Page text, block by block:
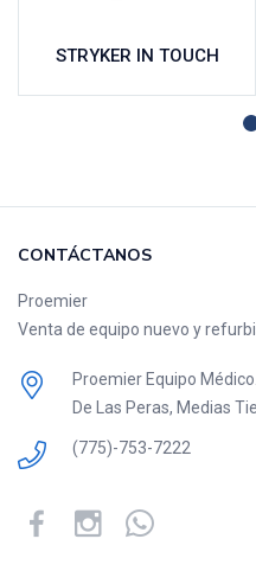
STRYKER IN TOUCH
CONTÁCTANOS
Proemier
Venta de equipo nuevo y
Proemier Equipo Médico.
De Las Peras, Medias
(775)-753-7222